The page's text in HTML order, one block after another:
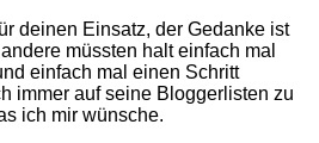
deinen Einsatz, der Gedanke ist
müssten halt einfach mal
einfach mal einen Schritt
immer auf seine Bloggerlisten zu
ich mir wünsche.